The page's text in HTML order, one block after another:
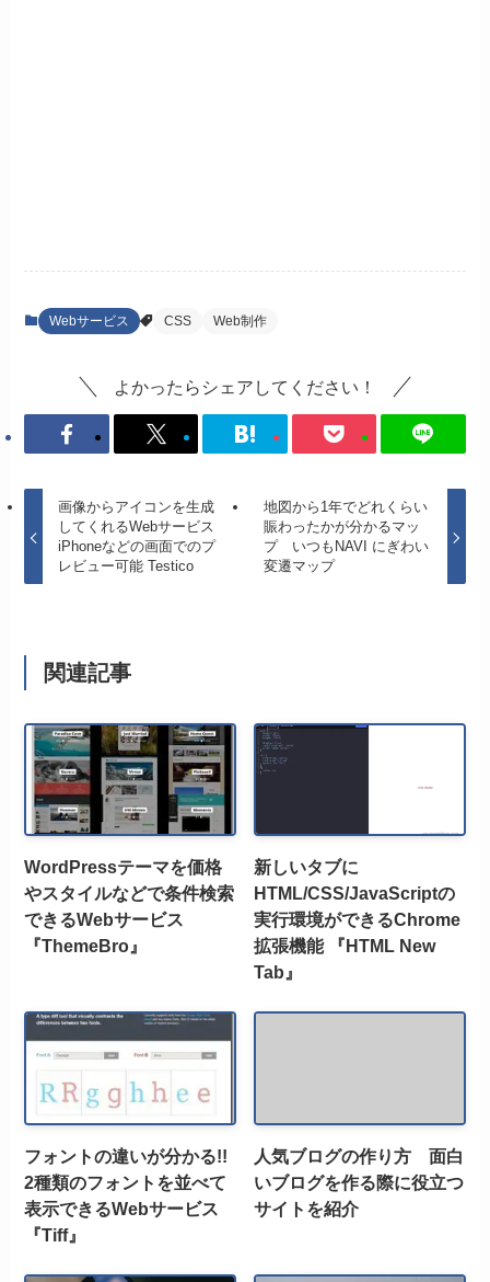
Webサービス CSS Web制作
よかったらシェアしてください！
画像からアイコンを生成
してくれるWebサービス
iPhoneなどの画面でのプ
レビュー可能 Testico
地図から1年でどれくらい
賑わったかが分かるマッ
プ いつもNAVI にぎわい
変遷マップ
関連記事
WordPressテーマを価格
やスタイルなどで条件検索
できるWebサービス
『ThemeBro』
新しいタブに
HTML/CSS/JavaScriptの
実行環境ができるChrome
拡張機能 『HTML New
Tab』
フォントの違いが分かる!!
2種類のフォントを並べて
表示できるWebサービス
『Tiff』
人気ブログの作り方 面白
いブログを作る際に役立つ
サイトを紹介